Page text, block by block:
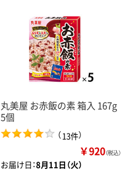
丸美屋 お赤飯の素 箱入 167g
5個
（13件）
￥920（税込）
お届け日：8月11日（火）